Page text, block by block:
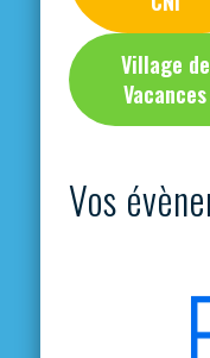
Village de
Vacances
Vos